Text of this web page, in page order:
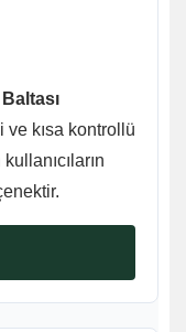
ve kısa kontrollü